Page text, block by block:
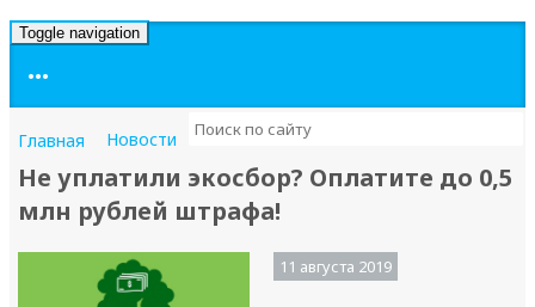
Toggle navigation
•••
Главная Новости
Не уплатили экосбор? Оплатите до 0,5
млн рублей штрафа!
11 августа 2019